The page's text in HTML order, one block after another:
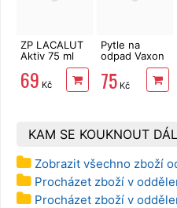
ZP LACALUT
Aktiv 75 ml
69 Kč
Pytle na
odpad Vaxon
60l, 50ks,
15µm, s uchy,
modré
75Kč
KAM SE KOUKNOUT
Zobrazit všechno zboží
Procházet zboží v
Procházet zboží v